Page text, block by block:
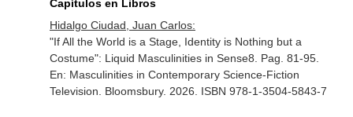
Capítulos en Libros
Hidalgo Ciudad, Juan Carlos:
"If All the World is a Stage, Identity is Nothing but a
Costume": Liquid Masculinities in Sense8. Pag. 81-95.
En: Masculinities in Contemporary Science-Fiction
Television . Bloomsbury. 2026. ISBN 978-1-3504-5843-7